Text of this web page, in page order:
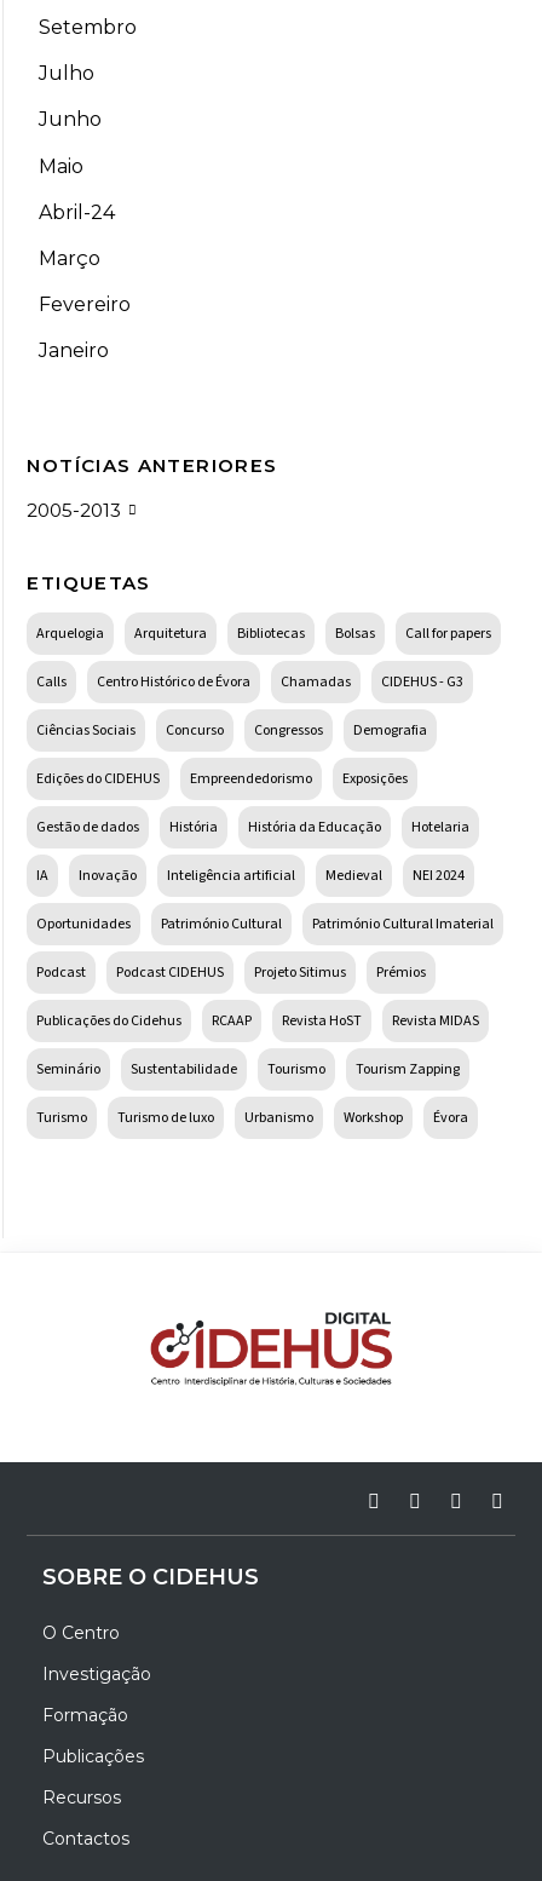
Setembro
Julho
Junho
Maio
Abril-24
Março
Fevereiro
Janeiro
NOTÍCIAS ANTERIORES
2005-2013
ETIQUETAS
Arquelogia Arquitetura Bibliotecas Bolsas Call for papers
Calls Centro Histórico de Évora Chamadas CIDEHUS - G3
Ciências Sociais Concurso Congressos Demografia
Edições do CIDEHUS Empreendedorismo Exposições
Gestão de dados História História da Educação Hotelaria
IA Inovação Inteligência artificial Medieval NEI 2024
Oportunidades Património Cultural Património Cultural Imaterial
Podcast Podcast CIDEHUS Projeto Sitimus Prémios
Publicações do Cidehus RCAAP Revista HoST Revista MIDAS
Seminário Sustentabilidade Tourismo Tourism Zapping
Turismo Turismo de luxo Urbanismo Workshop Évora
SOBRE O CIDEHUS
O Centro
Investigação
Formação
Publicações
Recursos
Contactos